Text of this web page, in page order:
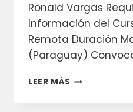
Ronald Vargas
Información del
Remota Duración
(Paraguay)
LEER MÁS 3.